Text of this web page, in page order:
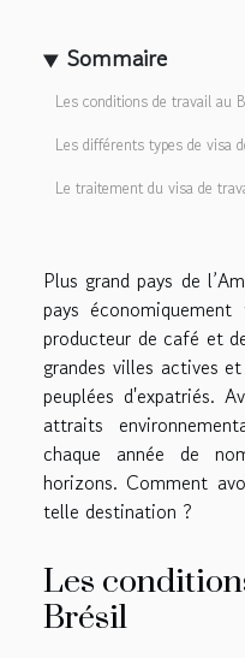
Sommaire
Les conditions de travail au
Les différents types de visa
Le traitement du visa de
Plus grand pays de
pays
producteur de café et
grandes villes actives
peuplées d'expatriés.
attraits
chaque année de
horizons. Comment
telle destination ?
Les
Brésil